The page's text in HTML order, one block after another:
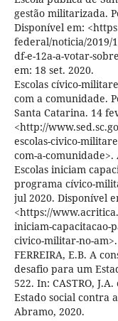
gestão militarizada.
Disponível em:
federal/noticia/2019/
df-e-12a-a-votar-
em: 18 set. 2020.
Escolas cívico-
com a comunidade.
Santa Catarina. 14
<http://
escolas-civico-
com-a-comunidade>.
Escolas iniciam
programa cívico-
jul 2020. Disponível
<https://
iniciam-capacitacao-
civico-militar-no-am>.
FERREIRA, E.B. A
desafio para um
522. In: CASTRO,
Estado social contra
Abramo, 2020.